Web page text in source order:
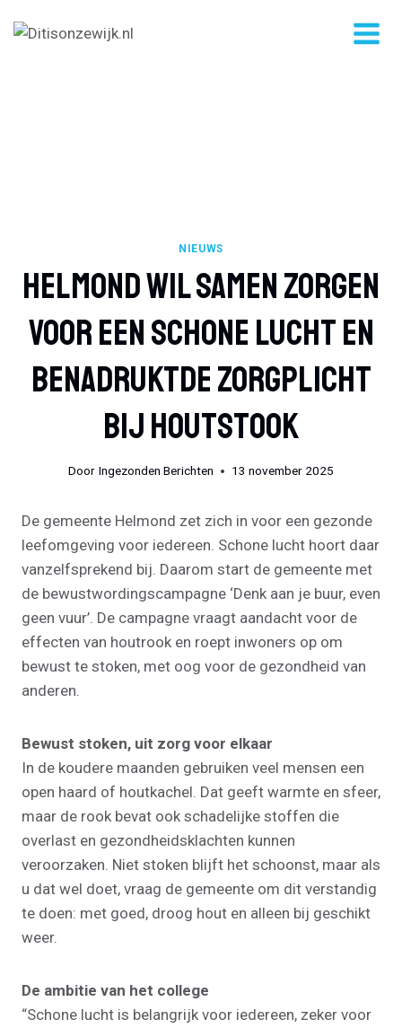
naar
NIEUWS
Helmond Wil Samen Zorgen
Voor Een Schone Lucht En
Benadruktde Zorgplicht
Bij Houtstook
Door Ingezonden Berichten 13 november 2025
De gemeente Helmond zet zich in voor een gezonde
leefomgeving voor iedereen. Schone lucht hoort daar
vanzelfsprekend bij. Daarom start de gemeente met
de bewustwordingscampagne ‘Denk aan je buur, even
geen vuur’. De campagne vraagt aandacht voor de
effecten van houtrook en roept inwoners op om
bewust te stoken, met oog voor de gezondheid van
anderen.
Bewust stoken, uit zorg voor elkaar
In de koudere maanden gebruiken veel mensen een
open haard of houtkachel. Dat geeft warmte en sfeer,
maar de rook bevat ook schadelijke stoffen die
overlast en gezondheidsklachten kunnen
veroorzaken. Niet stoken blijft het schoonst, maar als
u dat wel doet, vraag de gemeente om dit verstandig
te doen: met goed, droog hout en alleen bij geschikt
weer.
De ambitie van het college
“Schone lucht is belangrijk voor iedereen, zeker voor